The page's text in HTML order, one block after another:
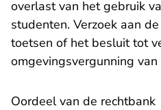
overlast van het gebruik
studenten. Verzoek aan de
toetsen of het besluit tot
omgevingsvergunning
Oordeel van de rechtbank